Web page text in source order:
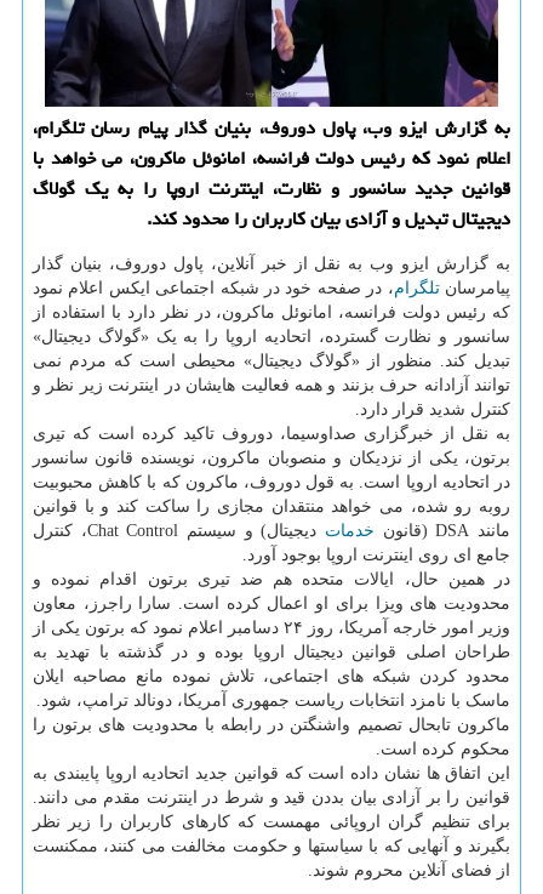
به گزارش ایزو وب، پاول دوروف، بنیان گذار پیام رسان تلگرام،
اعلام نمود که رئیس دولت فرانسه، امانوئل ماکرون، می خواهد با
قوانین جدید سانسور و نظارت، اینترنت اروپا را به یک گولاگ
دیجیتال تبدیل و آزادی بیان کاربران را محدود کند.
به گزارش ایزو وب به نقل از خبر آنلاین، پاول دوروف، بنیان گذار
پیامرسانتلگرام، در صفحه خود در شبکه اجتماعی ایکس اعلام نمود
که رئیس دولت فرانسه، امانوئل ماکرون، در نظر دارد با استفاده از
سانسور و نظارت گسترده، اتحادیه اروپا را به یک «گولاگ دیجیتال»
تبدیل کند. منظور از «گولاگ دیجیتال» محیطی است که مردم نمی
توانند آزادانه حرف بزنند و همه فعالیت هایشان در اینترنت زیر نظر و
کنترل شدید قرار دارد.
به نقل از خبرگزاری صداوسیما، دوروف تاکید کرده است که تیری
برتون، یکی از نزدیکان و منصوبان ماکرون، نویسنده قانون سانسور
در اتحادیه اروپا است. به قول دوروف، ماکرون که با کاهش محبوبیت
روبه رو شده، می خواهد منتقدان مجازی را ساکت کند و با قوانین
مانند DSA (قانون
خدمات
دیجیتال) و سیستم Chat Control، کنترل
جامع ای روی اینترنت اروپا بوجود آورد.
در همین حال، ایالات متحده هم ضد تیری برتون اقدام نموده و
محدودیت های ویزا برای او اعمال کرده است. سارا راجرز، معاون
وزیر امور خارجه آمریکا، روز ۲۴ دسامبر اعلام نمود که برتون یکی از
طراحان اصلی قوانین دیجیتال اروپا بوده و در گذشته با تهدید به
محدود کردن شبکه های اجتماعی، تلاش نموده مانع مصاحبه ایلان
ماسک با نامزد انتخابات ریاست جمهوری آمریکا، دونالد ترامپ، شود.
ماکرون تابحال تصمیم واشنگتن در رابطه با محدودیت های برتون را
محکوم کرده است.
این اتفاق ها نشان داده است که قوانین جدید اتحادیه اروپا پایبندی به
قوانین را بر آزادی بیان بددن قید و شرط در اینترنت مقدم می دانند.
برای تنظیم گران اروپائی مهمست که کارهای کاربران را زیر نظر
بگیرند و آنهایی که با سیاستها و حکومت مخالفت می کنند، ممکنست
از فضای آنلاین محروم شوند.